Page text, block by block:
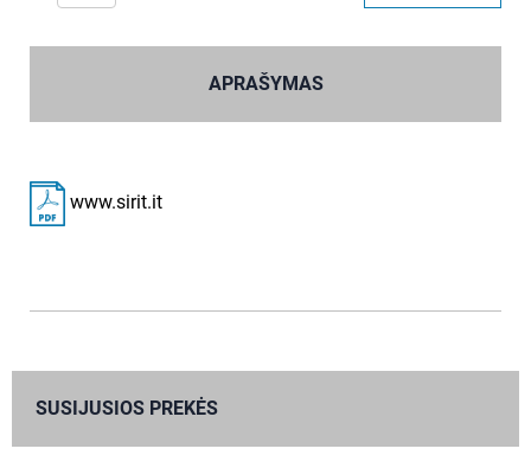
APRAŠYMAS
www.sirit.it
SUSIJUSIOS PREKĖS